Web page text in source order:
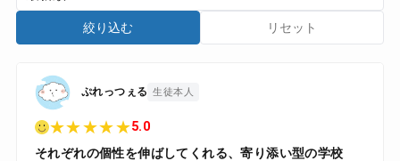
絞り込む リセット
ぷれっつぇる 生徒本人
★★★★★5.0
それぞれの個性を伸ばしてくれる、寄り添い型の学校